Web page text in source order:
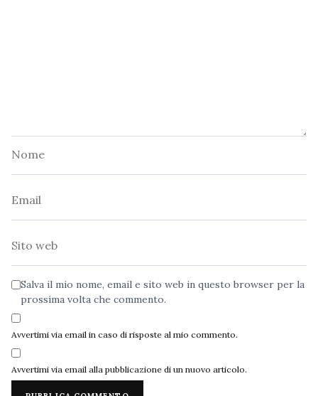
Salva il mio nome, email e sito web in questo browser per la
prossima volta che commento.
Avvertimi via email in caso di risposte al mio commento.
Avvertimi via email alla pubblicazione di un nuovo articolo.